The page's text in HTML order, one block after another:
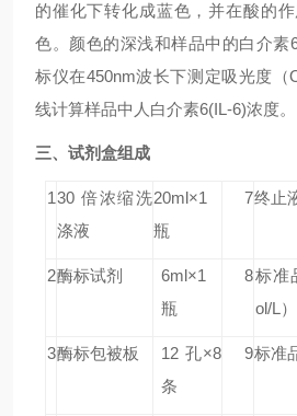
的催化下转化成蓝色，并在酸的
色。颜色的深浅和样品中的白介素
标仪在450nm波长下测定吸光度（
线计算样品中人白介素6(IL-6)浓度。
三、试剂盒组成
130 倍浓缩洗
涤液
20ml×1
瓶
7终止
2酶标试剂
6ml×1
瓶
8标准
ol/L）
3酶标包被板
12 孔×8
条
9标准